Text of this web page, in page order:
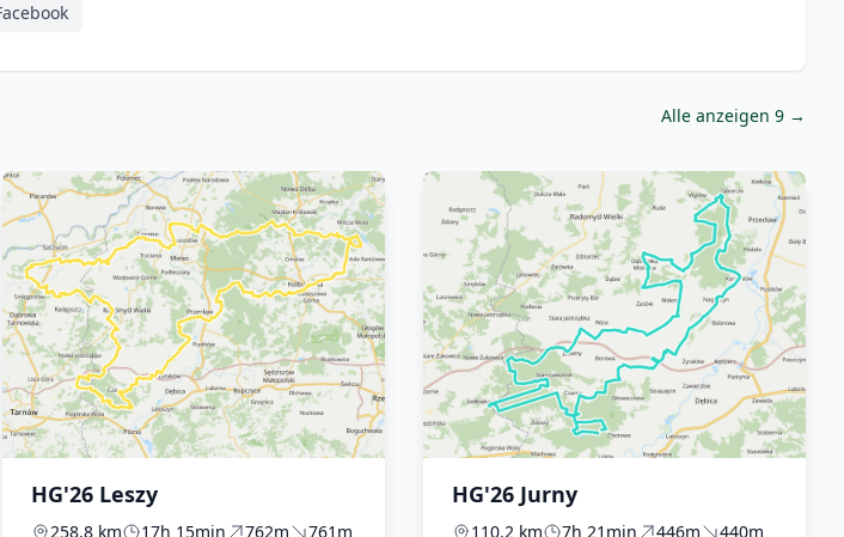
Alle anzeigen 9 →
HG'26 Leszy
258.8 km 17h 15min 762m
761m
HG'26 Jurny
110.2 km 7h 21min 446m
440m